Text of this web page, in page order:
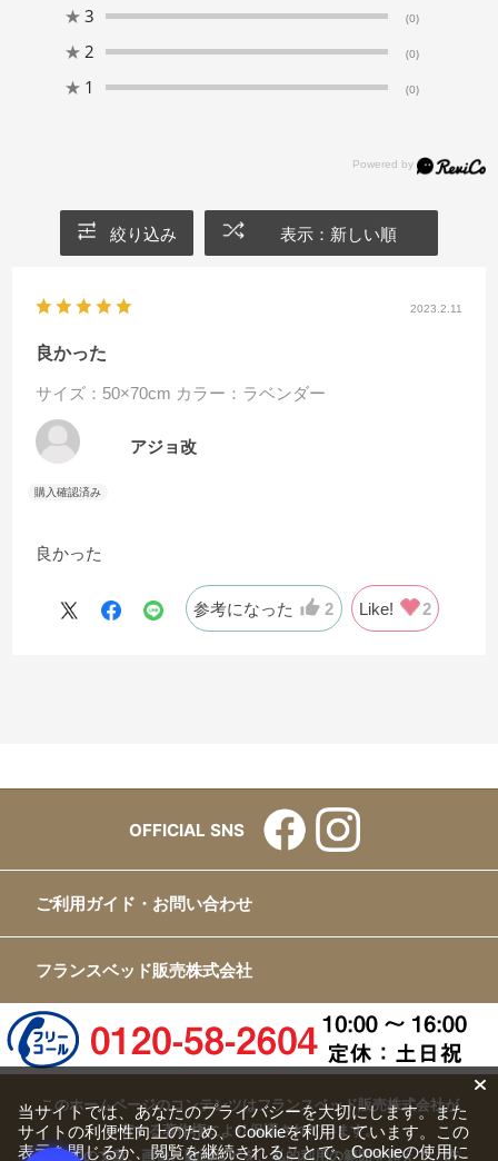
★ 3 (0)
★ 2 (0)
★ 1 (0)
絞り込み 表示：新しい順
2023.2.11
良かった
サイズ：50×70cm カラー：ラベンダー
アジョ改
良かった
参考になった 2 Like! 2
OFFICIAL SNS
ご利用ガイド・お問い合わせ
フランスベッド販売株式会社
このホームページのコンテンツはフランスベッド販売株式会社が
有する著作権により保護されています。
すべての文章、画像、動画などを、私的利用の範囲を超えて、許
当サイトでは、あなたのプライバシーを大切にします。また
サイトの利便性向上のため、Cookieを利用しています。この
表示を閉じるか、閲覧を継続されることで、Cookieの使用に